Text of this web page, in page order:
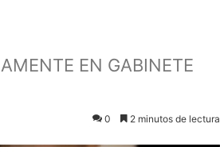
EN GABINETE
0 2 minutos de lectura